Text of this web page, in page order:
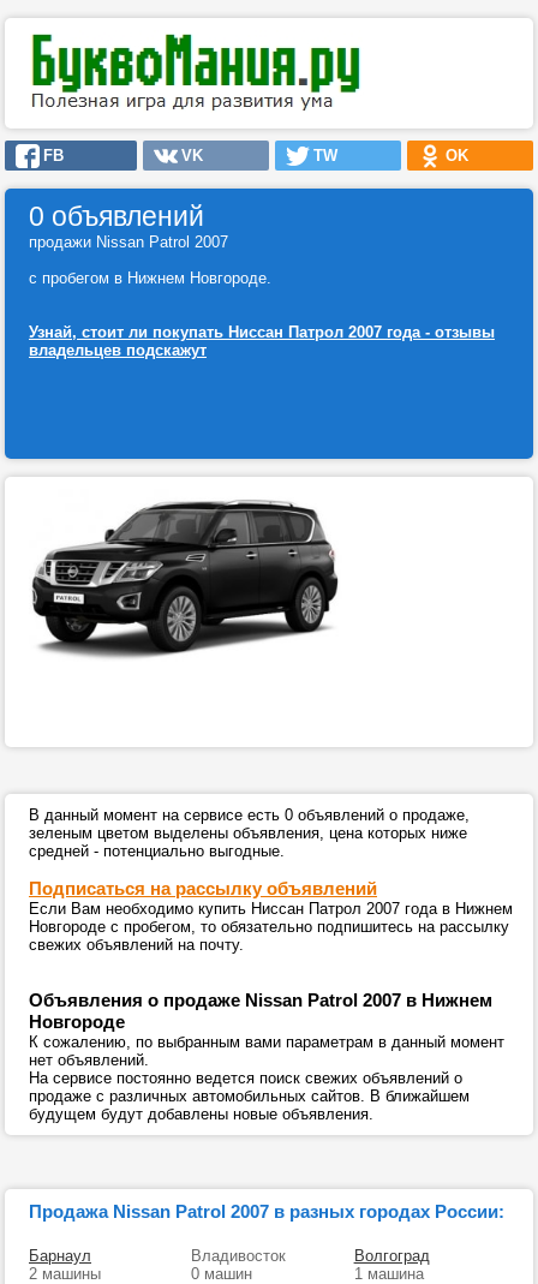
FB VK TW OK
0 объявлений
продажи Nissan Patrol 2007
с пробегом в Нижнем Новгороде.
Узнай, стоит ли покупать Ниссан Патрол 2007 года - отзывы
владельцев подскажут
В данный момент на сервисе есть 0 объявлений о продаже,
зеленым цветом выделены объявления, цена которых ниже
средней - потенциально выгодные.
Подписаться на рассылку объявлений
Если Вам необходимо купить Ниссан Патрол 2007 года в Нижнем
Новгороде с пробегом, то обязательно подпишитесь на рассылку
свежих объявлений на почту.
Объявления о продаже Nissan Patrol 2007 в Нижнем
Новгороде
К сожалению, по выбранным вами параметрам в данный момент
нет объявлений.
На сервисе постоянно ведется поиск свежих объявлений о
продаже с различных автомобильных сайтов. В ближайшем
будущем будут добавлены новые объявления.
Продажа Nissan Patrol 2007 в разных городах России:
Барнаул
2 машины
Владивосток
0 машин
Волгоград
1 машина